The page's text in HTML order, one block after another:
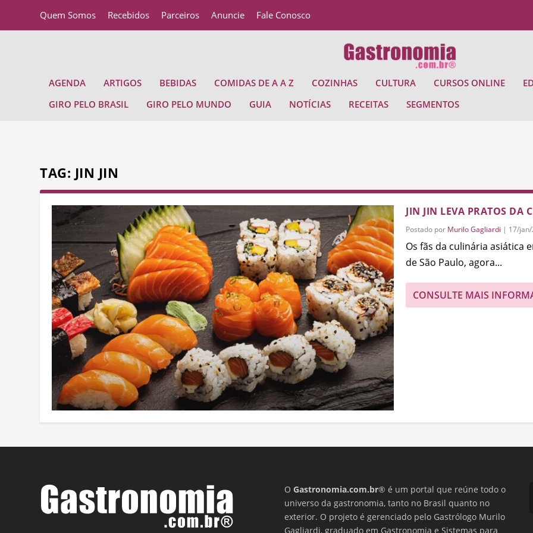
Quem Somos Recebidos Parceiros Anuncie Fale Conosco
AGENDA ARTIGOS BEBIDAS COMIDAS DE A A Z COZINHAS CULTURA CURSOS ONLINE
GIRO PELO BRASIL
GIRO PELO MUNDO GUIA NOTÍCIAS RECEITAS SEGMENTOS
TAG: JIN JIN
JIN JIN LEVA PRATOS DA
Postado por Murilo Gagliardi | 17/
Os fãs da culinária asiática
de São Paulo, agora...
CONSULTE MAIS
OGastronomia.com.br® é um portal que reúne todo o
universo da gastronomia, tanto no Brasil quanto no
exterior. O projeto é gerenciado pelo Gastrólogo Murilo
Gagliardi, graduado em Gastronomia e Sistemas para